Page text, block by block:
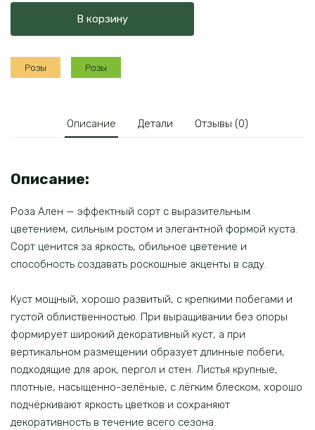
Ален
(ФЛ)
В корзину
Розы Розы
Описание Детали Отзывы (0)
Описание:
Роза Ален — эффектный сорт с выразительным
цветением, сильным ростом и элегантной формой куста.
Сорт ценится за яркость, обильное цветение и
способность создавать роскошные акценты в саду.
Куст мощный, хорошо развитый, с крепкими побегами и
густой облиственностью. При выращивании без опоры
формирует широкий декоративный куст, а при
вертикальном размещении образует длинные побеги,
подходящие для арок, пергол и стен. Листья крупные,
плотные, насыщенно-зелёные, с лёгким блеском, хорошо
подчёркивают яркость цветков и сохраняют
декоративность в течение всего сезона.